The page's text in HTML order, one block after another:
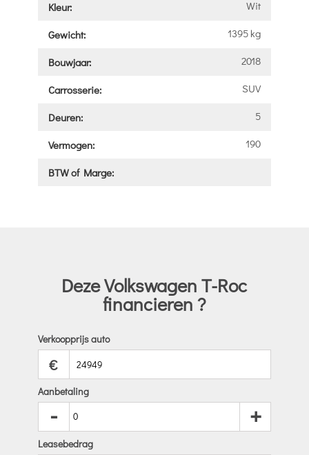
Kleur: Wit
Gewicht: 1395 kg
Bouwjaar: 2018
Carrosserie: SUV
Deuren: 5
Vermogen: 190
BTW of Marge:
Deze Volkswagen T-Roc
financieren ?
Verkoopprijs auto
€
Aanbetaling
- +
Leasebedrag